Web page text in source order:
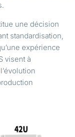
une décision
standardisation,
expérience
visent à